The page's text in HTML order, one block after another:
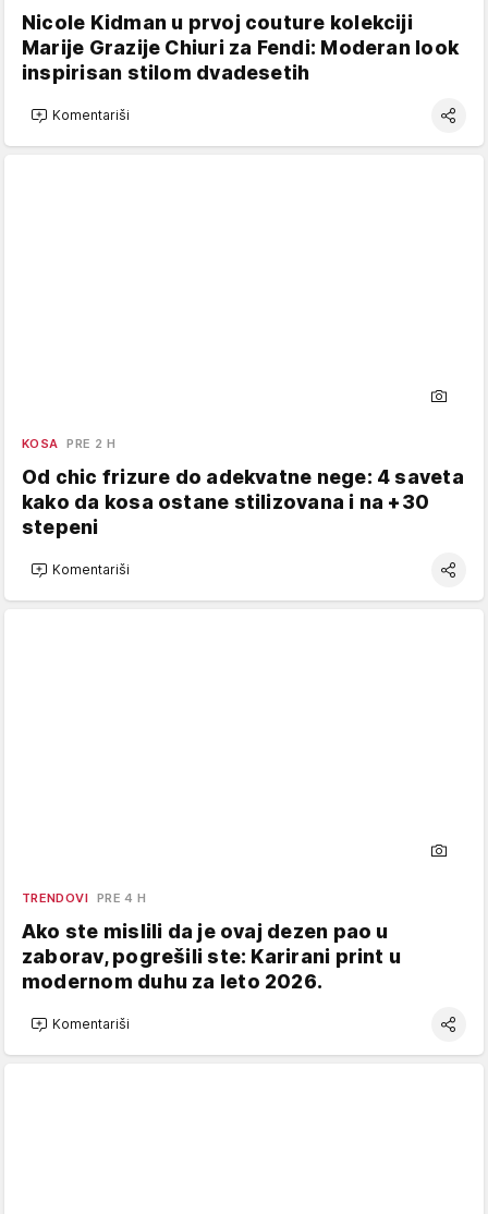
Nicole Kidman u prvoj couture kolekciji
Marije Grazije Chiuri za Fendi: Moderan look
inspirisan stilom dvadesetih
Komentariši
KOSA PRE 2 H
Od chic frizure do adekvatne nege: 4 saveta
kako da kosa ostane stilizovana i na +30
stepeni
Komentariši
TRENDOVI PRE 4 H
Ako ste mislili da je ovaj dezen pao u
zaborav, pogrešili ste: Karirani print u
modernom duhu za leto 2026.
Komentariši